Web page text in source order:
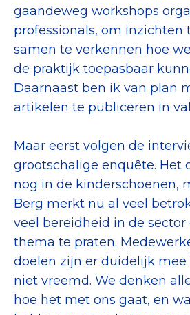
gaandeweg workshops
professionals, om inzichten
samen te verkennen hoe
de praktijk toepasbaar
Daarnaast ben ik van plan
artikelen te publiceren in
Maar eerst volgen de
grootschalige enquête. Het
nog in de kinderschoenen,
Berg merkt nu al veel
veel bereidheid in de
thema te praten.
doelen zijn er duidelijk mee
niet vreemd. We denken
hoe het met ons gaat, en